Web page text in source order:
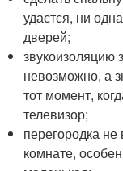
удастся, ни
дверей;
звукоизоляцию
невозможно, а
тот момент,
телевизор;
перегородка не
комнате,